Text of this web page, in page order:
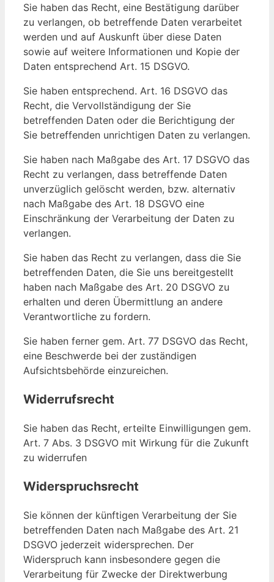
Sie haben das Recht, eine Bestätigung darüber
zu verlangen, ob betreffende Daten verarbeitet
werden und auf Auskunft über diese Daten
sowie auf weitere Informationen und Kopie der
Daten entsprechend Art. 15 DSGVO.
Sie haben entsprechend. Art. 16 DSGVO das
Recht, die Vervollständigung der Sie
betreffenden Daten oder die Berichtigung der
Sie betreffenden unrichtigen Daten zu verlangen.
Sie haben nach Maßgabe des Art. 17 DSGVO das
Recht zu verlangen, dass betreffende Daten
unverzüglich gelöscht werden, bzw. alternativ
nach Maßgabe des Art. 18 DSGVO eine
Einschränkung der Verarbeitung der Daten zu
verlangen.
Sie haben das Recht zu verlangen, dass die Sie
betreffenden Daten, die Sie uns bereitgestellt
haben nach Maßgabe des Art. 20 DSGVO zu
erhalten und deren Übermittlung an andere
Verantwortliche zu fordern.
Sie haben ferner gem. Art. 77 DSGVO das Recht,
eine Beschwerde bei der zuständigen
Aufsichtsbehörde einzureichen.
Widerrufsrecht
Sie haben das Recht, erteilte Einwilligungen gem.
Art. 7 Abs. 3 DSGVO mit Wirkung für die Zukunft
zu widerrufen
Widerspruchsrecht
Sie können der künftigen Verarbeitung der Sie
betreffenden Daten nach Maßgabe des Art. 21
DSGVO jederzeit widersprechen. Der
Widerspruch kann insbesondere gegen die
Verarbeitung für Zwecke der Direktwerbung